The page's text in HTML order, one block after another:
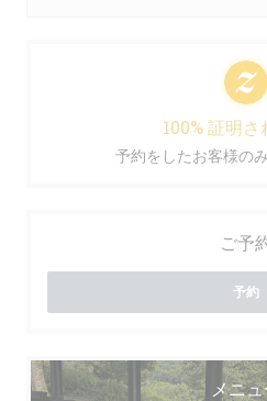
100% 証明
予約をしたお客様の
ご予
予約
メニ